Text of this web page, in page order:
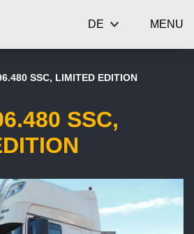
MENU
DE
SSC, LIMITED EDITION
SSC,